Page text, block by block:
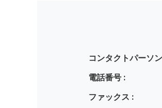
コンタクトパーソ
電話番号 :
ファックス :